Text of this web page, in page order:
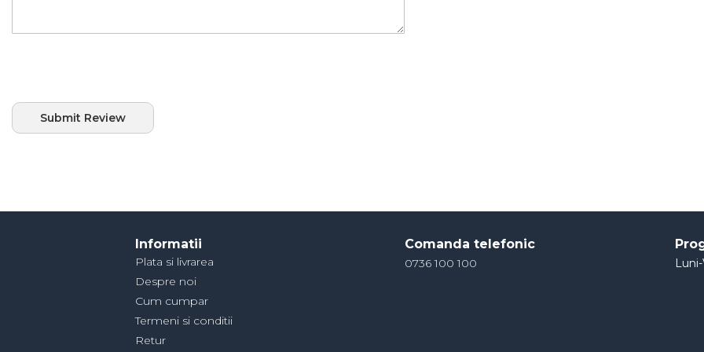
Submit Review
Informatii
Plata si livrarea
Despre noi
Cum cumpar
Termeni si conditii
Retur
Comanda telefonic
0736 100 100